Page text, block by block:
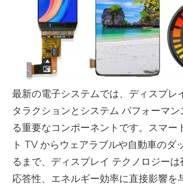
最新の電子システムでは、ディスプレ
タラクションとシステム パフォーマ
る重要なコンポーネントです。スマー
ト TV からウェアラブルや自動車のダ
るまで、ディスプレイ テクノロジーは
応答性、エネルギー効率に直接影響を